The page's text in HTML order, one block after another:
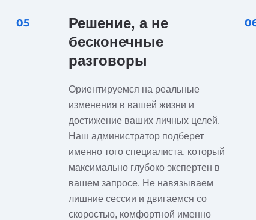
05
Решение, а не
бесконечные
разговоры
Ориентируемся на реальные
изменения в вашей жизни и
достижение ваших личных целей.
Наш администратор подберет
именно того специалиста, который
максимально глубоко экспертен в
вашем запросе. Не навязываем
лишние сессии и двигаемся со
скоростью, комфортной именно